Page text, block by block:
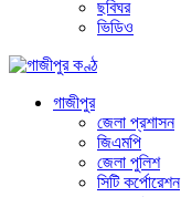
ছবিঘর
ভিডিও
গাজীপুর
জেলা প্রশাসন
জিএমপি
জেলা পুলিশ
সিটি কর্পোরেশন